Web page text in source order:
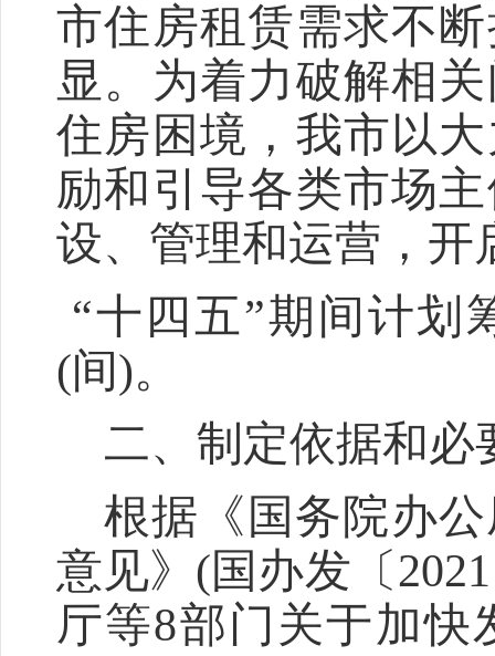
市住房租赁需求不
显。为着力破解相
住房困境，我市以
励和引导各类市场
设、管理和运营，开
“十四五”期间计划
(间)。
二、制定依据和必
根据《国务院办
意见》 (国办发〔
厅等8部门关于加快